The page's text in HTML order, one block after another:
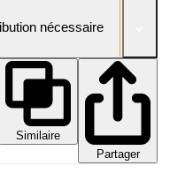
nécessaire
Similaire
Partager